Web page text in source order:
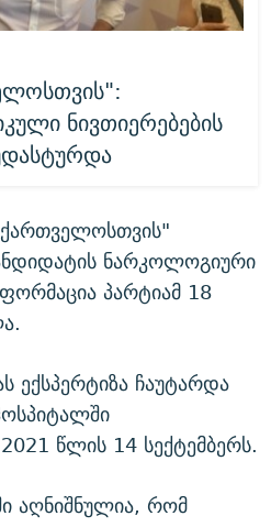
ნივთიერებების
ნარკოლოგიური
პარტიამ 18
ექსპერტიზა ჩაუტარდა
წლის 14 სექტემბერს.
აღნიშნულია, რომ